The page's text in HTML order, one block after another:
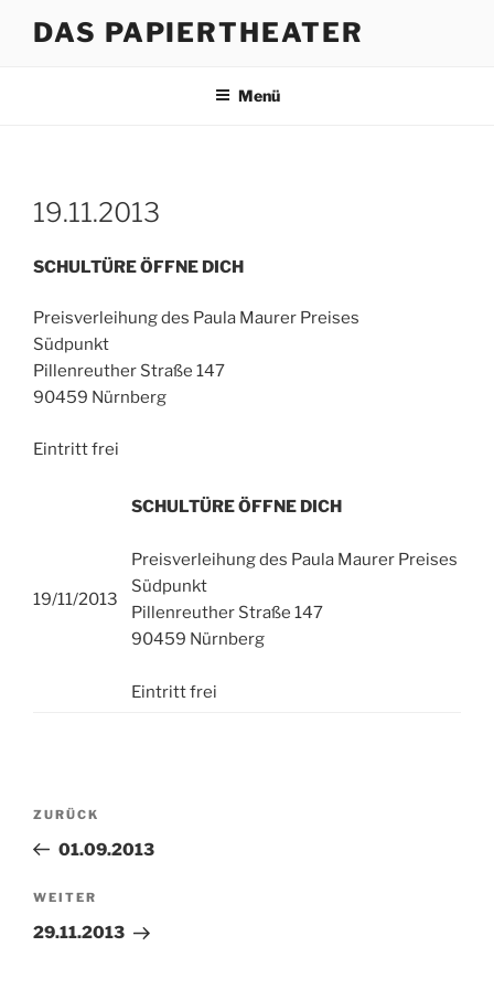
InhaltDAS PAPIERTHEATER
Menü
19.11.2013
SCHULTÜRE ÖFFNE DICH
Preisverleihung des Paula Maurer Preises
Südpunkt
Pillenreuther Straße 147
90459 Nürnberg
Eintritt frei
19/11/2013
SCHULTÜRE ÖFFNE DICH
Preisverleihung des Paula Maurer Preises
Südpunkt
Pillenreuther Straße 147
90459 Nürnberg
Eintritt frei
Beitragsnavigation
Vorheriger
Beitrag
ZURÜCK
01.09.2013
Nächster
Beitrag
WEITER
29.11.2013